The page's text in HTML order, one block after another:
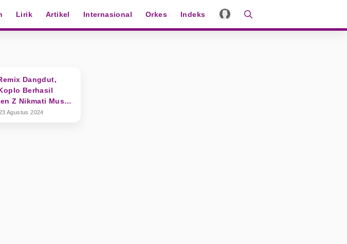
Lirik Artikel Internasional Orkes Indeks
Dangdut,
Berhasil
Z Nikmati Musik
Kekinian
Agustus 2024